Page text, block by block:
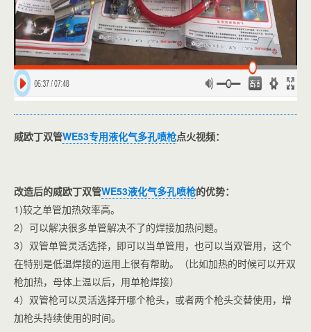
威欧丁双管WE53专用液化气多孔喷枪点火视频：
改造后的威欧丁双管WE53液化气多孔喷枪的优势：
1)较之单管加热效率高。
2）可以解决很多单管解决不了的焊接加热问题。
3）双管单管灵活选择，即可以当单管用，也可以当双管用，这个
在特别是低温焊接的运用上很有帮助。（比如加热的时候可以开双
枪加热，母体上温以后，用单枪焊接）
4）双管枪可以灵活选择开哪个枪头，或者两个枪头交替使用，增
加枪头持续使用的时间。